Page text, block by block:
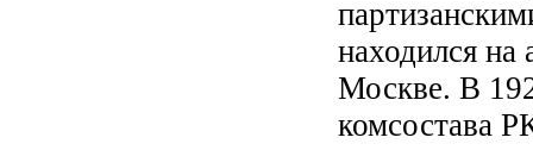
находился на
Москве. В
комсостава